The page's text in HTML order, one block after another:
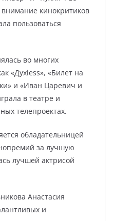
кинокритиков
пользоваться
во многих
«Духless», «Билет на
и «Иван Царевич и
в театре и
телепроектах.
обладательницей
за лучшую
лучшей актрисой
Анастасия
и